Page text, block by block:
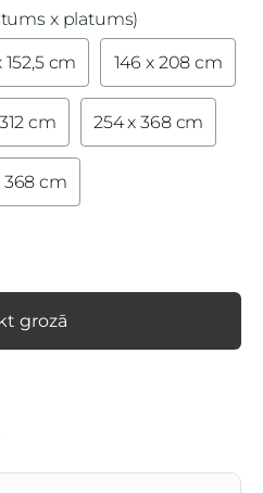
x platums)
152,5 cm 146 x 208 cm
cm 254 x 368 cm
368 cm
grozā